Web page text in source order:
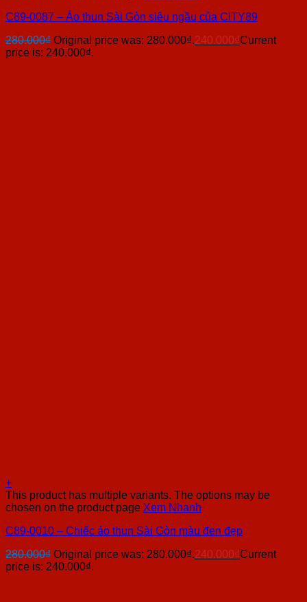
C89-0087 – Áo thun Sài Gòn siêu ngầu của CITY89
280.000₫ Original price was: 280.000₫.240.000₫Current
price is: 240.000₫.
+
This product has multiple variants. The options may be
chosen on the product page Xem Nhanh
C89-0010 – Chiếc áo thun Sài Gòn màu đen đẹp
280.000₫ Original price was: 280.000₫.240.000₫Current
price is: 240.000₫.